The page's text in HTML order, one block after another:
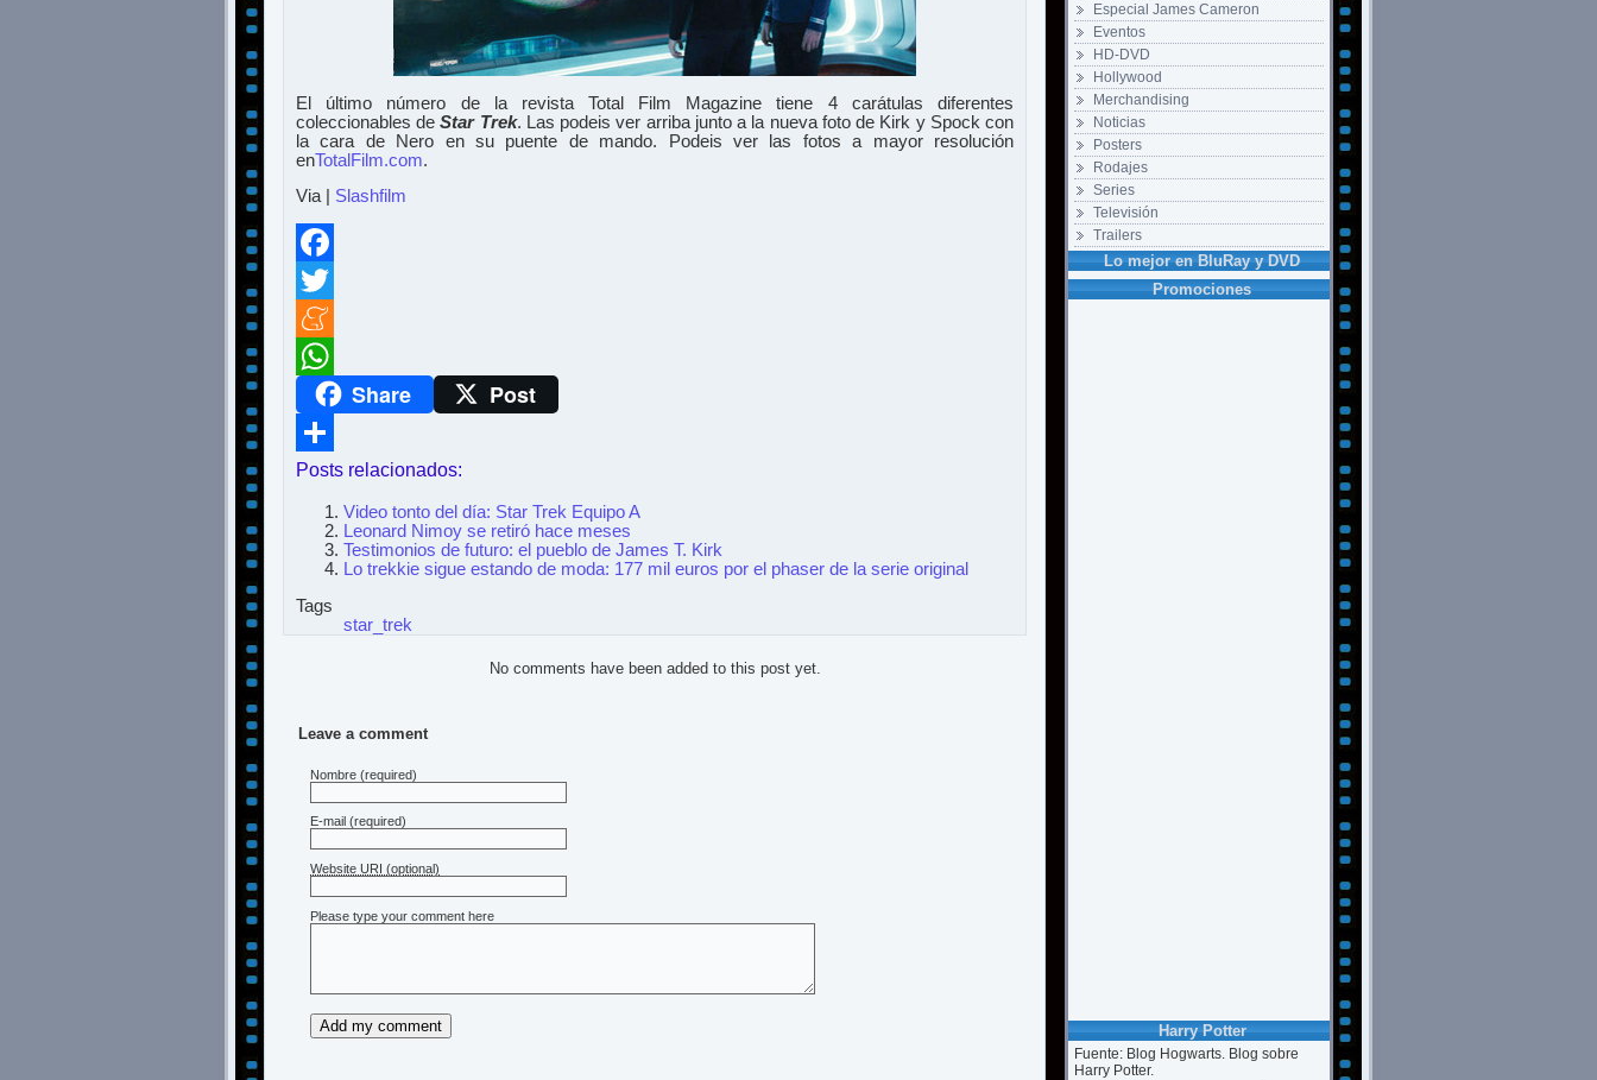
Especial James Cameron
Eventos
HD-DVD
Hollywood
Merchandising
Noticias
Posters
Rodajes
Series
Televisión
Trailers
Lo mejor en BluRay y DVD
Promociones
Harry Potter
Fuente: Blog Hogwarts. Blog sobre
Harry Potter.
El último número de la revista Total Film Magazine tiene 4 carátulas diferentes
coleccionables deStar Trek. Las podeis ver arriba junto a la nueva foto de Kirk y Spock con
la cara de Nero en su puente de mando. Podeis ver las fotos a mayor resolución
enTotalFilm.com.
Via | Slashfilm
Facebook
Twitter
Meneame
WhatsAppShare Post
Compartir
Posts relacionados:
Video tonto del día: Star Trek Equipo A
Leonard Nimoy se retiró hace meses
Testimonios de futuro: el pueblo de James T. Kirk
Lo trekkie sigue estando de moda: 177 mil euros por el phaser de la serie original
Tags
star_trek
No comments have been added to this post yet.
Leave a comment
Nombre (required)
E-mail (required)
Website URI (optional)
Please type your comment here